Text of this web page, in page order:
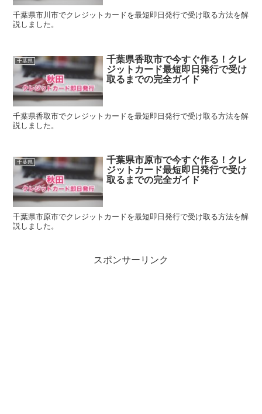
千葉県市川市でクレジットカードを最短即日発行で受け取る方法を解
説しました。
千葉県
千葉県香取市で今すぐ作る！クレ
ジットカード最短即日発行で受け
取るまでの完全ガイド
千葉県香取市でクレジットカードを最短即日発行で受け取る方法を解
説しました。
千葉県
千葉県市原市で今すぐ作る！クレ
ジットカード最短即日発行で受け
取るまでの完全ガイド
千葉県市原市でクレジットカードを最短即日発行で受け取る方法を解
説しました。
スポンサーリンク